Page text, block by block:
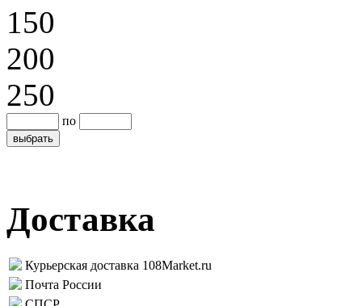
150
200
250
по
Доставка
Курьерская доставка 108Market.ru
Почта России